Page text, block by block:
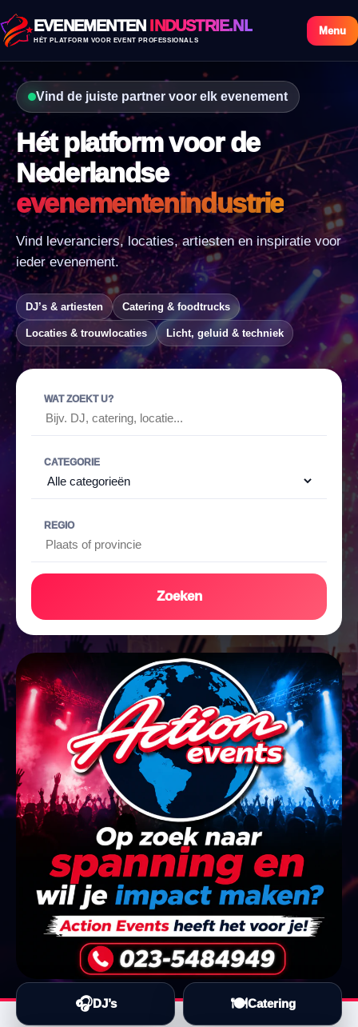
EVENEMENTEN INDUSTRIE.NL
HÉT PLATFORM VOOR EVENT PROFESSIONALS
Menu
Vind de juiste partner voor elk evenement
Hét platform voor de
Nederlandse
evenementenindustrie
Vind leveranciers, locaties, artiesten en inspiratie voor
ieder evenement.
DJ’s & artiesten Catering & foodtrucks
Locaties & trouwlocaties Licht, geluid & techniek
WAT ZOEKT U?
CATEGORIE
REGIO
Zoeken
🎧DJ’s 🍽️Catering